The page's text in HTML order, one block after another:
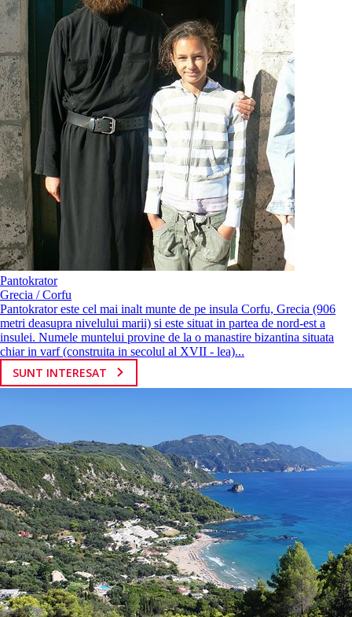
Pantokrator
Grecia / Corfu
Pantokrator este cel mai inalt munte de pe insula Corfu, Grecia (906
metri deasupra nivelului marii) si este situat in partea de nord-est a
insulei. Numele muntelui provine de la o manastire bizantina situata
chiar in varf (construita in secolul al XVII - lea)...
SUNT INTERESAT